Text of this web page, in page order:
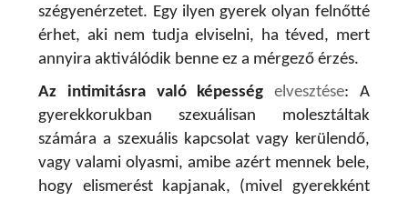
szégyenérzetet. Egy ilyen gyerek olyan felnőtté
érhet, aki nem tudja elviselni, ha téved, mert
annyira aktiválódik benne ez a mérgező érzés.
Az intimitásra való képesség elvesztése: A
gyerekkorukban szexuálisan molesztáltak
számára a szexuális kapcsolat vagy kerülendő,
vagy valami olyasmi, amibe azért mennek bele,
hogy elismerést kapjanak, (mivel gyerekként